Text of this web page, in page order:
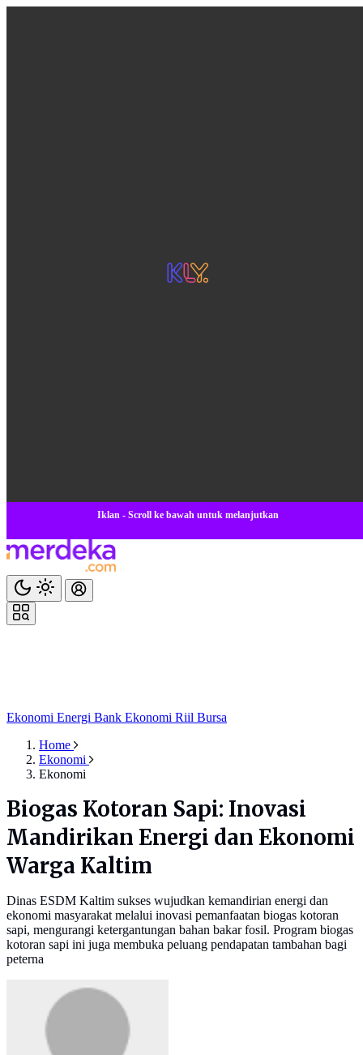
Iklan - Scroll ke bawah untuk melanjutkan
Ekonomi Energi Bank Ekonomi Riil Bursa
Home
Ekonomi
Ekonomi
Biogas Kotoran Sapi: Inovasi
Mandirikan Energi dan Ekonomi
Warga Kaltim
Dinas ESDM Kaltim sukses wujudkan kemandirian energi dan
ekonomi masyarakat melalui inovasi pemanfaatan biogas kotoran
sapi, mengurangi ketergantungan bahan bakar fosil. Program biogas
kotoran sapi ini juga membuka peluang pendapatan tambahan bagi
peterna